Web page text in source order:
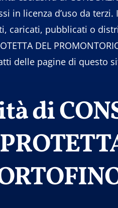
in licenza d’uso da
caricati, pubblicati o
DEL
delle pagine di questo